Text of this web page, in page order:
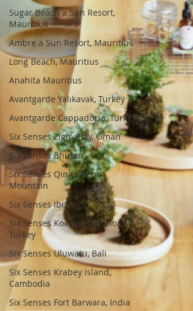
Sugar Beach a Sun Resort,
Mauritius
Ambre a Sun Resort, Mauritius
Long Beach, Mauritius
Anahita Mauritius
Avantgarde Yalıkavak, Turkey
Avantgarde Cappadocia, Turkey
Six Senses Zighy Bay, Oman
Six Senses Bhutan
Six Senses Qing Cheng
Mountain
Six Senses Ibiza
Six Senses Kocatas Mansions,
Turkey
Six Senses Uluwatu, Bali
Six Senses Krabey Island,
Cambodia
Six Senses Fort Barwara, India